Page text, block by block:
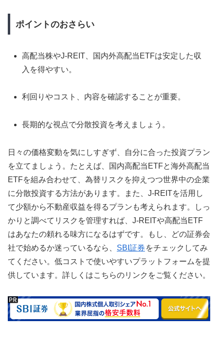
ポイントのおさらい
高配当株やJ-REIT、国内外高配当ETFは安定した収
入を得やすい。
利回りやコスト、内容を確認することが重要。
長期的な視点で分散投資を考えましょう。
日々の価格変動を気にしすぎず、自分に合った投資プラン
を立てましょう。たとえば、国内高配当ETFと海外高配当
ETFを組み合わせて、為替リスクを抑えつつ世界中の企業
に分散投資する方法があります。また、J-REITを活用し
て少額から不動産収益を得るプランも考えられます。しっ
かりと調べてリスクを管理すれば、J-REITや高配当ETF
はあなたの頼れる味方になるはずです。もし、どの証券会
社で始めるか迷っているなら、 SBI証券 をチェックしてみ
てください。低コストで使いやすいプラットフォームを提
供しています。詳しくはこちらのリンクをご覧ください。